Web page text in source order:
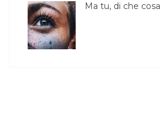
Ma tu, di che